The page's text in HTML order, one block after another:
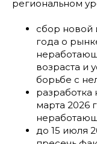
региональном
сбор новой
года о
возраста и
борьбе с
разработка
марта 2026
до 15 июля